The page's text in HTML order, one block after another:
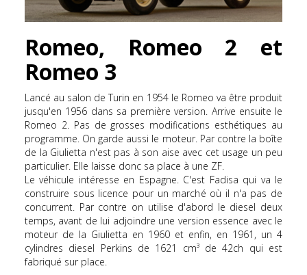
Romeo, Romeo 2 et
Romeo 3
Lancé au salon de Turin en 1954 le Romeo va être produit
jusqu'en 1956 dans sa première version. Arrive ensuite le
Romeo 2. Pas de grosses modifications esthétiques au
programme. On garde aussi le moteur. Par contre la boîte
de la Giulietta n'est pas à son aise avec cet usage un peu
particulier. Elle laisse donc sa place à une ZF.
Le véhicule intéresse en Espagne. C'est Fadisa qui va le
construire sous licence pour un marché où il n'a pas de
concurrent. Par contre on utilise d'abord le diesel deux
temps, avant de lui adjoindre une version essence avec le
moteur de la Giulietta en 1960 et enfin, en 1961, un 4
cylindres diesel Perkins de 1621 cm³ de 42ch qui est
fabriqué sur place.